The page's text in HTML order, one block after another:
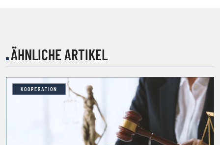
ÄHNLICHE ARTIKEL
KOOPERATION